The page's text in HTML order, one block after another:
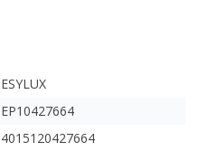
ESYLUX
EP10427664
4015120427664